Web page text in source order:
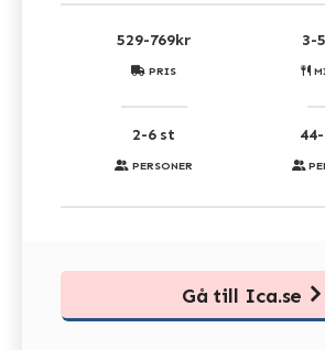
PRIS
529-769kr 3-
PERSONER
2-6 st
Gå till Ica.se